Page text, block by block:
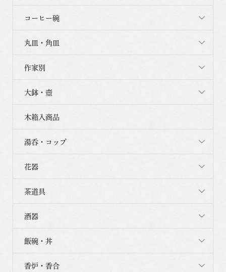
コーヒー碗
丸皿・角皿
作家別
大鉢・壺
木箱入商品
湯呑・コップ
花器
茶道具
酒器
飯碗・丼
香炉・香合